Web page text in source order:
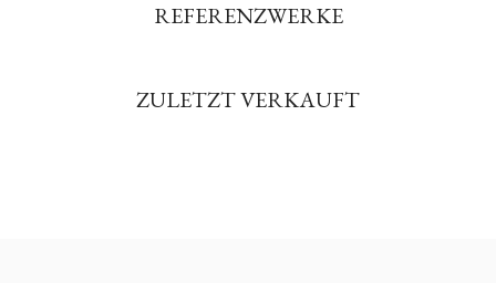
REFERENZWERKE
ZULETZT VERKAUFT